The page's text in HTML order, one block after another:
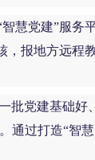
慧党建”服务
报地方远程
批党建基础
过打造“智